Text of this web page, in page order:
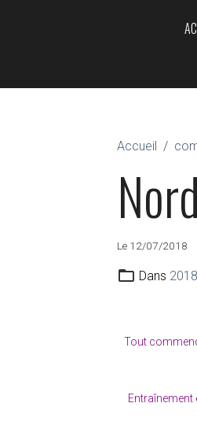
Accueil
Le 12/07/2018
Dans 2018
Tout
Entraînement